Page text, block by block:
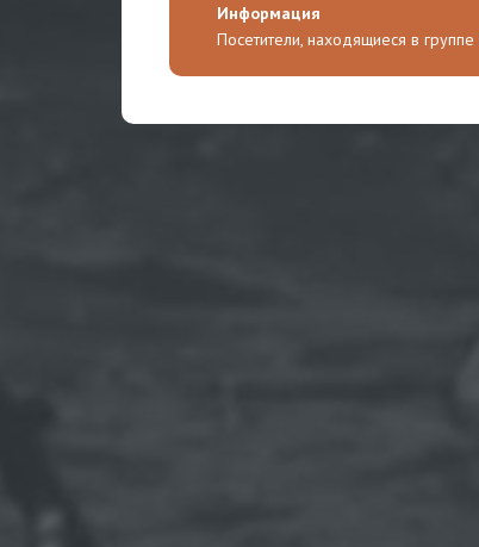
Информация
Посетители, находящиеся в группе